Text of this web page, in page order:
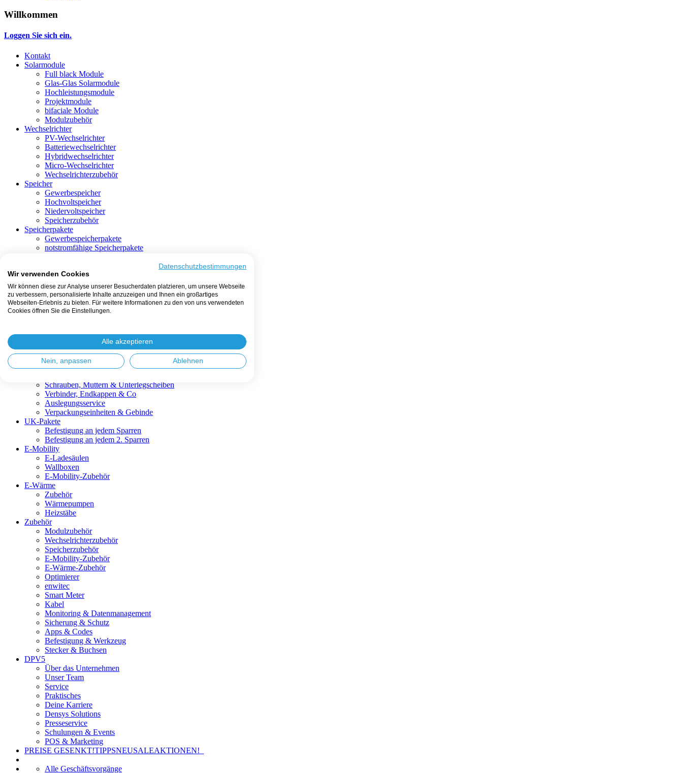
Willkommen
Loggen Sie sich ein.
Kontakt
Solarmodule
Full black Module
Glas-Glas Solarmodule
Hochleistungsmodule
Projektmodule
bifaciale Module
Modulzubehör
Wechselrichter
PV-Wechselrichter
Batteriewechselrichter
Hybridwechselrichter
Micro-Wechselrichter
Wechselrichterzubehör
Speicher
Gewerbespeicher
Hochvoltspeicher
Niedervoltspeicher
Speicherzubehör
Speicherpakete
Gewerbespeicherpakete
notstromfähige Speicherpakete
mit Hochvoltspeicher
HEMS-fähige Speicherpakete
mit Niedervoltspeicher
Unterkonstruktion
Aufständerung
Fassadenlösungen
Kabelmanagement
Metalldachplatten
Modulklemmen
Schrauben, Muttern & Unterlegscheiben
Verbinder, Endkappen & Co
Auslegungsservice
Verpackungseinheiten & Gebinde
UK-Pakete
Befestigung an jedem Sparren
Befestigung an jedem 2. Sparren
E-Mobility
E-Ladesäulen
Wallboxen
E-Mobility-Zubehör
E-Wärme
Zubehör
Wärmepumpen
Heizstäbe
Zubehör
Modulzubehör
Wechselrichterzubehör
Speicherzubehör
E-Mobility-Zubehör
E-Wärme-Zubehör
Optimierer
enwitec
Smart Meter
Kabel
Monitoring & Datenmanagement
Sicherung & Schutz
Apps & Codes
Befestigung & Werkzeug
Stecker & Buchsen
DPV5
Über das Unternehmen
Unser Team
Service
Praktisches
Deine Karriere
Densys Solutions
Presseservice
Schulungen & Events
POS & Marketing
PREISE GESENKT!TIPPSNEUSALEAKTIONEN!
Alle Geschäftsvorgänge
Datenschutzbestimmungen
Wir verwenden Cookies
Wir können diese zur Analyse unserer Besucherdaten platzieren, um unsere Webseite
zu verbessern, personalisierte Inhalte anzuzeigen und Ihnen ein großartiges
Webseiten-Erlebnis zu bieten. Für weitere Informationen zu den von uns verwendeten
Cookies öffnen Sie die Einstellungen.
Alle akzeptieren
Nein, anpassen Ablehnen